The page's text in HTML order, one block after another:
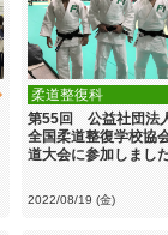
柔道整復科
第55回 公益社団法
全国柔道整復学校協
道大会に参加しました
2022/08/19 (金)